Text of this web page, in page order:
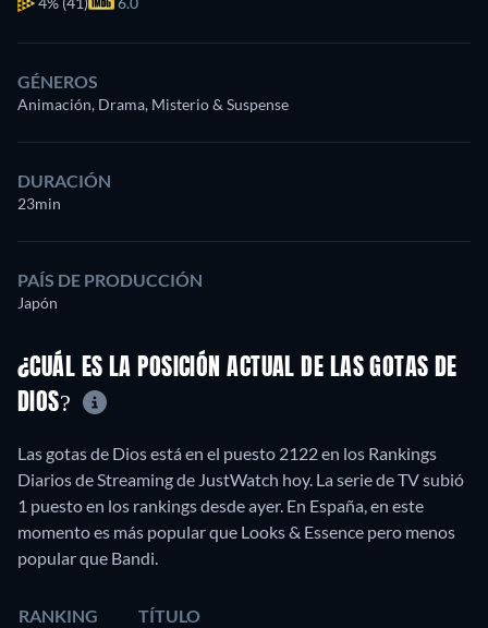
GÉNEROS
Animación, Drama, Misterio & Suspense
DURACIÓN
23min
PAÍS DE PRODUCCIÓN
Japón
¿CUÁL ES LA POSICIÓN ACTUAL DE LAS GOTAS DE
DIOS?
Las gotas de Dios está en el puesto 2122 en los Rankings
Diarios de Streaming de JustWatch hoy. La serie de TV subió
1 puesto en los rankings desde ayer. En España, en este
momento es más popular que Looks & Essence pero menos
popular que Bandi.
RANKING TÍTULO